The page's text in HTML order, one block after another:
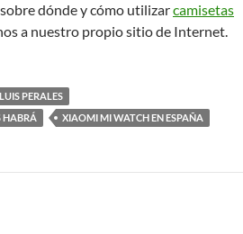
dónde y cómo utilizarcamisetas
a nuestro propio sitio de Internet.
PERALES
HABRÁ
XIAOMI MI WATCH EN ESPAÑA